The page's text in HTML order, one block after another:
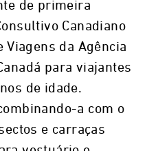
de primeira
Canadiano
Viagens da Agência
para viajantes
de idade.
a com o
e carraças